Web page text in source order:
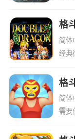
格
简体
经典
格
简体
需要